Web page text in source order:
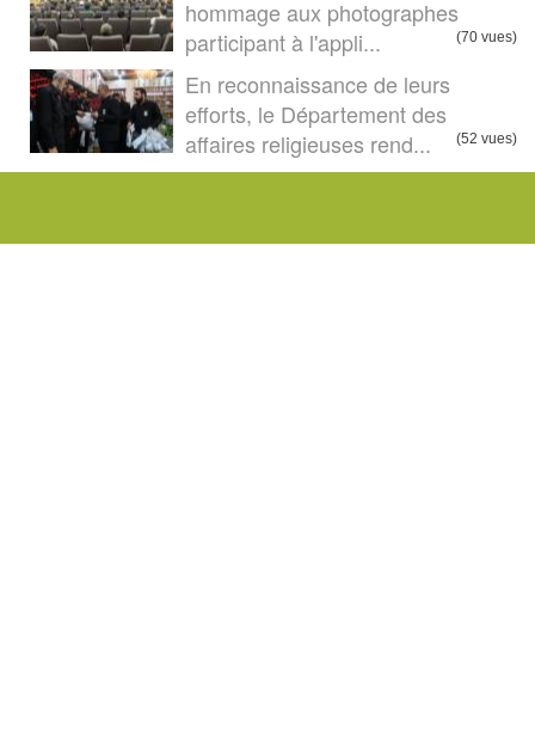
hommage aux photographes
participant à l'appli...
(70 vues)
En reconnaissance de leurs
efforts, le Département des
affaires religieuses rend...
(52 vues)